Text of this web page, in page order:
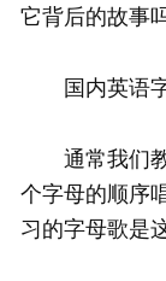
它背后的故事
国内英语字
通常我们教
个字母的顺序
习的字母歌是